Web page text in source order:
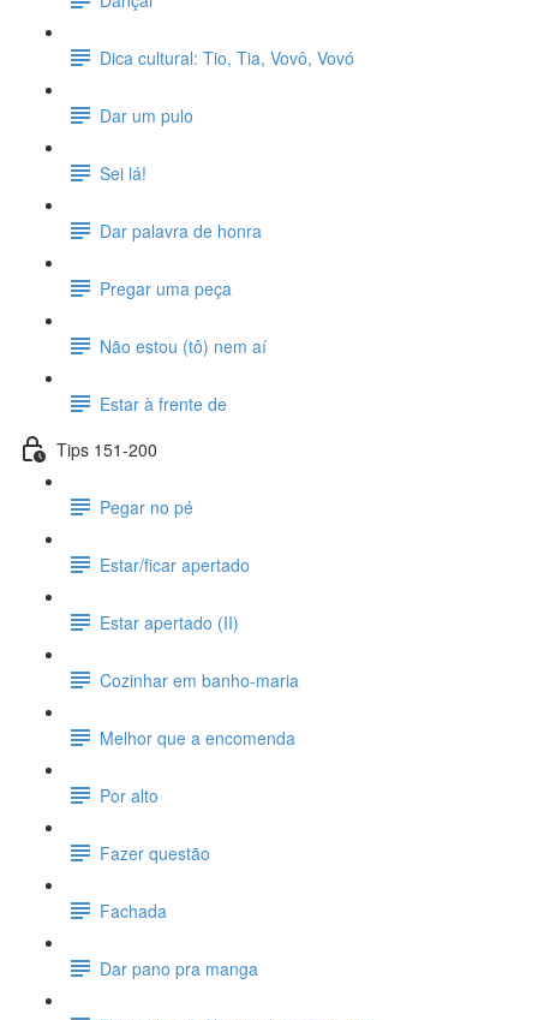
Dica cultural: Tio, Tia, Vovô, Vovó
Dar um pulo
Sei lá!
Dar palavra de honra
Pregar uma peça
Não estou (tô) nem aí
Estar à frente de
Tips 151-200
Pegar no pé
Estar/ficar apertado
Estar apertado (II)
Cozinhar em banho-maria
Melhor que a encomenda
Por alto
Fazer questão
Fachada
Dar pano pra manga